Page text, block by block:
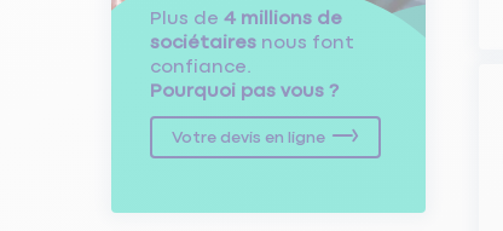
Plus de 4 millions de
sociétaires nous font
confiance.
Pourquoi pas vous ?
Votre devis en ligne